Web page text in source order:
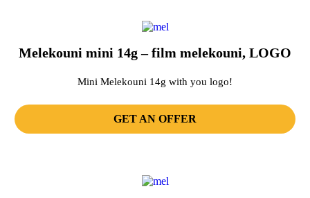
Melekouni mini 14g – film melekouni, LOGO
Mini Melekouni 14g with you logo!
GET AN OFFER